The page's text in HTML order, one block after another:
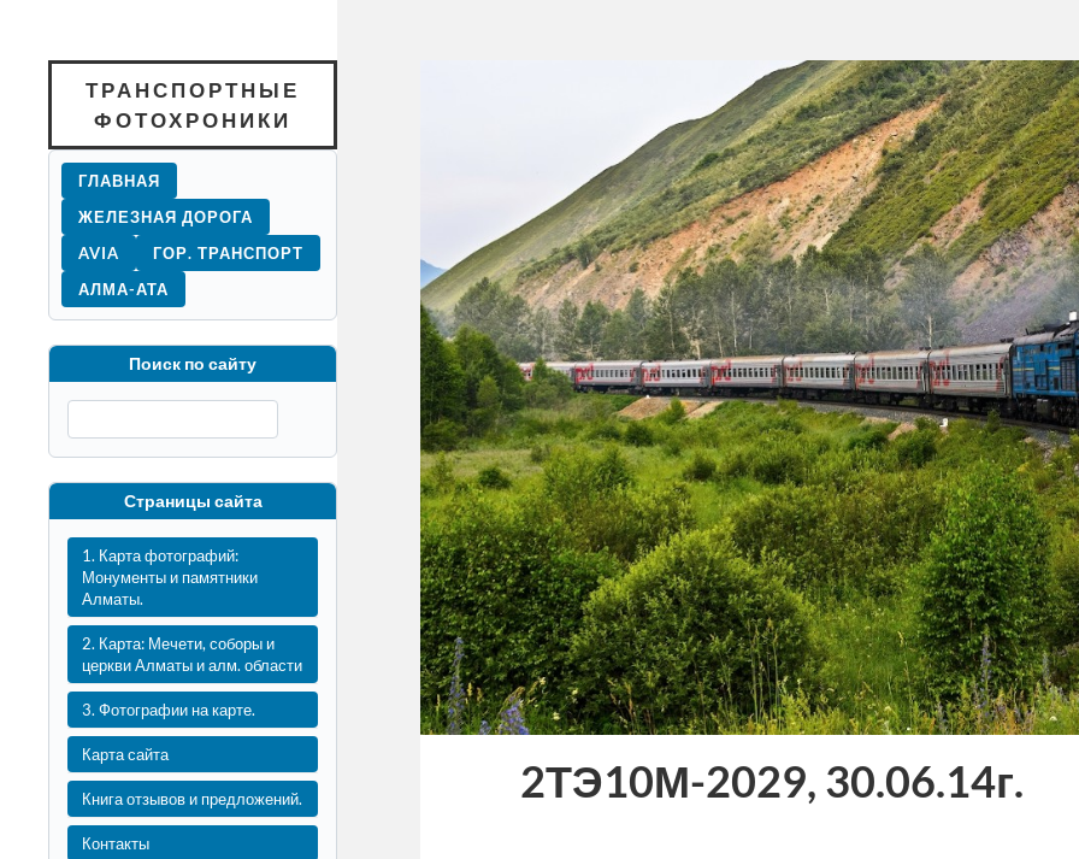
ТРАНСПОРТНЫЕ
ФОТОХРОНИКИ
ГЛАВНАЯ
ЖЕЛЕЗНАЯ ДОРОГА
AVIA
ГОР. ТРАНСПОРТ
АЛМА-АТА
Поиск по сайту
Страницы сайта
1. Карта фотографий:
Монументы и памятники
Алматы.
2. Карта: Мечети, соборы и
церкви Алматы и алм. области
3. Фотографии на карте.
Карта сайта
Книга отзывов и предложений.
Контакты
2ТЭ10М-2029, 30.06.14г.